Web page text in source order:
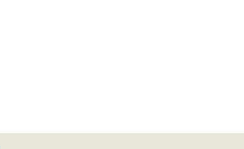
湯で体がほぐれたら、次は占